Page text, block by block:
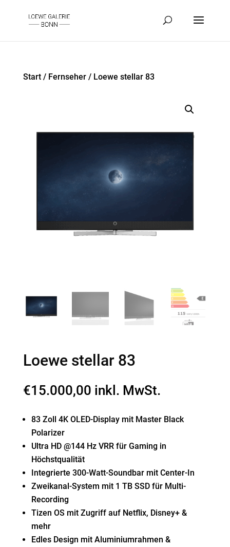
Start/ Fernseher/ Loewe stellar 83
Loewe stellar 83
€15.000,00 inkl. MwSt.
83 Zoll 4K OLED-Display mit Master Black
Polarizer
Ultra HD @144 Hz VRR für Gaming in
Höchstqualität
Integrierte 300-Watt-Soundbar mit Center-In
Zweikanal-System mit 1 TB SSD für Multi-
Recording
Tizen OS mit Zugriff auf Netflix, Disney+ &
mehr
Edles Design mit Aluminiumrahmen &